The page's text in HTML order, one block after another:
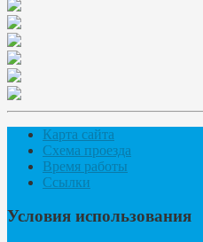
Карта сайта
Схема проезда
Время работы
Ссылки
Условия использования